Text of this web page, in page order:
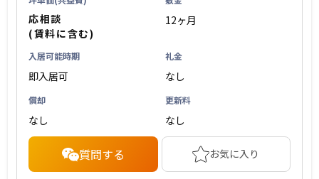
応相談
(賃料に含む)
12ヶ月
入居可能時期
即入居可
礼金
なし
償却
なし
更新料
なし
質問する お気に入り